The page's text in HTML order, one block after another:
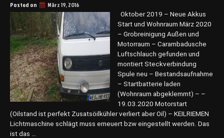
Posted on März 19, 2016
Oktober 2019 – Neue Akkus
Start und Wohnraum März 2020
– Grobreinigung Außen und
Motorraum – Carambadusche
Luftschlauch gefunden und
montiert Steckverbindung
Spule neu – Bestandsaufnahme
– Startbatterie laden
(Wohnraum abgeklemmt) – –
19.03.2020 Motorstart
(Oilstand ist perfekt Zusatsöilkühler verliert aber Oil) – KEILRIEMEN
Lichtmaschine schlägt muss erneuert bzw eingestellt werden. Das
ist das …